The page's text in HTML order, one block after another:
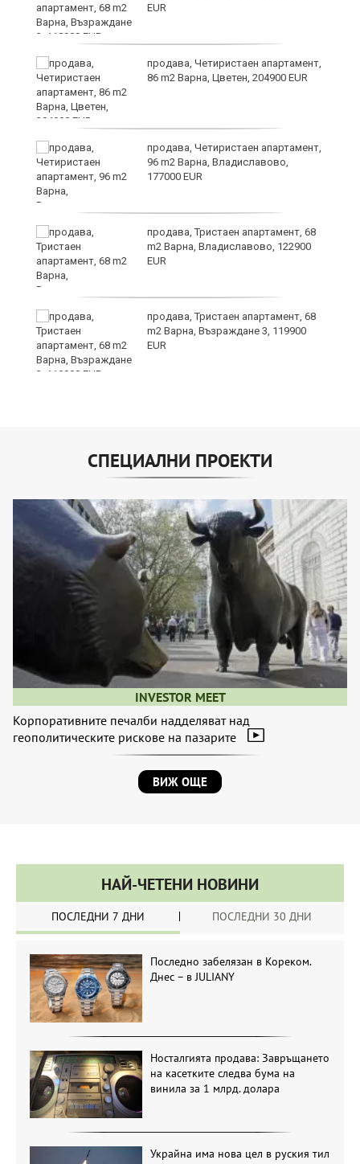
EUR
продава, Четиристаен апартамент,
86 m2 Варна, Цветен, 204900 EUR
продава, Четиристаен апартамент,
96 m2 Варна, Владиславово,
177000 EUR
продава, Тристаен апартамент, 68
m2 Варна, Владиславово, 122900
EUR
продава, Тристаен апартамент, 68
m2 Варна, Възраждане 3, 119900
EUR
СПЕЦИАЛНИ ПРОЕКТИ
INVESTOR MEET
Корпоративните печалби надделяват над
геополитическите рискове на пазарите
ВИЖ ОЩЕ
НАЙ-ЧЕТЕНИ НОВИНИ
ПОСЛЕДНИ 7 ДНИ ПОСЛЕДНИ 30 ДНИ
Последно забелязан в Кореком.
Днес – в JULIANY
Носталгията продава: Завръщането
на касетките следва бума на
винила за 1 млрд. долара
Украйна има нова цел в руския тил